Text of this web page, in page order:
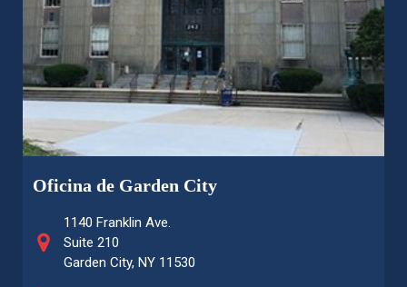
Oficina de Garden City
1140 Franklin Ave.
Suite 210
Garden City, NY 11530